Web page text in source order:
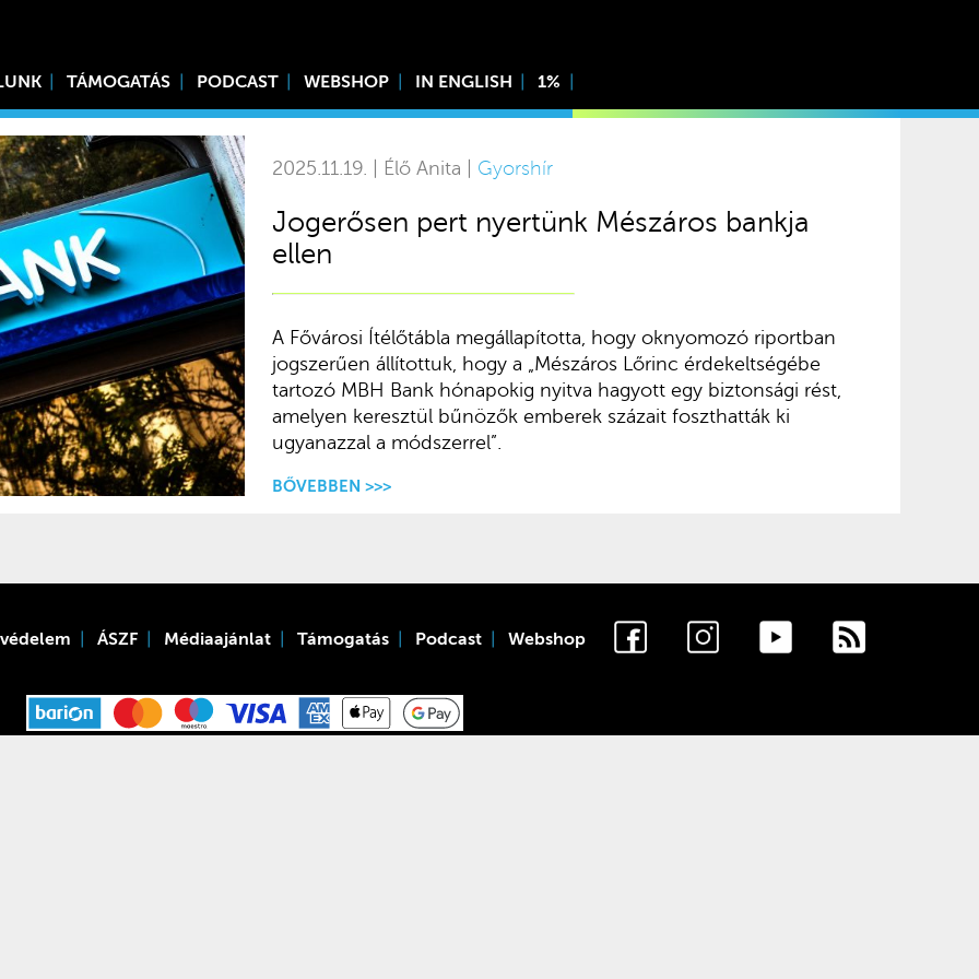
TÁMOGATÁS PODCAST WEBSHOP IN ENGLISH 1%
2025.11.19. | Élő Anita | Gyorshír
Jogerősen pert nyertünk Mészáros bankja
ellen
A Fővárosi Ítélőtábla megállapította, hogy oknyomozó riportban
jogszerűen állítottuk, hogy a „Mészáros Lőrinc érdekeltségébe
tartozó MBH Bank hónapokig nyitva hagyott egy biztonsági rést,
amelyen keresztül bűnözők emberek százait foszthatták ki
ugyanazzal a módszerrel”.
BŐVEBBEN >>>
ÁSZF Médiaajánlat Támogatás Podcast Webshop